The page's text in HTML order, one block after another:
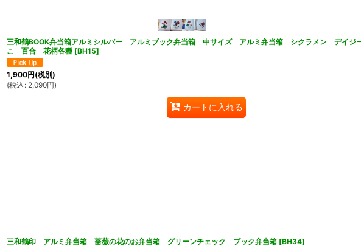
三和鶴BOOK弁当箱アルミシルバー アルミブック弁当箱 中サイズ アルミ弁当箱 シクラメン デイジ
こ 百合 花柄各種 [BH15]
1,900円(税別)
(税込 : 2,090円)
カートに入れる
三和鶴印 アルミ弁当箱 薔薇の花のお弁当箱 グリーンチェック ブック弁当箱 [BH34]